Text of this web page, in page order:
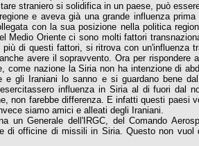
straniero si solidifica in un paese, può
e aveva già una grande influenza
con la sua posizione nella politica
Medio Oriente ci sono molti fattori
di questi fattori, si ritrova con un'influenza
avere il sopravvento. Ora per
come nazione la Siria non ha intenzione di
e gli Iraniani lo sanno e si guardano bene
influenza in Siria al di fuori dal
non farebbe differenza. E infatti questi paesi
siamo amici e alleati degli Iraniani.
un Generale dell'IRGC, del Comando
di officine di missili in Siria. Questo non